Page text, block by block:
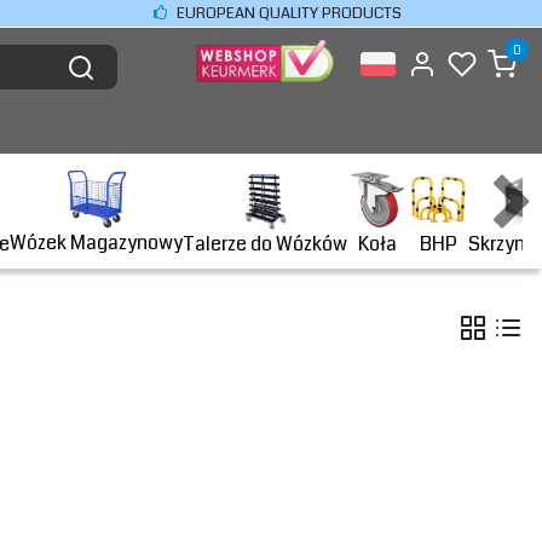
EUROPEAN QUALITY PRODUCTS
0
Wózek MagazynowyTalerze do Wózków Koła BHP